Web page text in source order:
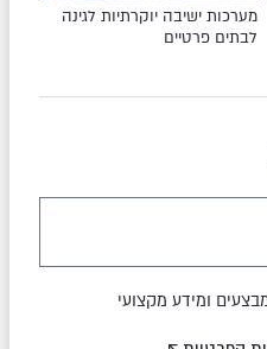
מערכות ישיבה יוקרתיות לגינה
לבתים פרטיים
ומידע מקצועי